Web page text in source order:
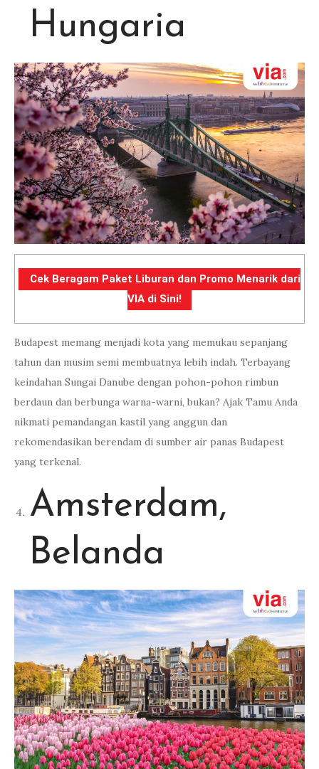
Hungaria
Cek Beragam Paket Liburan dan Promo Menarik dari
VIA di Sini!
Budapest memang menjadi kota yang memukau sepanjang
tahun dan musim semi membuatnya lebih indah. Terbayang
keindahan Sungai Danube dengan pohon-pohon rimbun
berdaun dan berbunga warna-warni, bukan? Ajak Tamu Anda
nikmati pemandangan kastil yang anggun dan
rekomendasikan berendam di sumber air panas Budapest
yang terkenal.
Amsterdam,
Belanda